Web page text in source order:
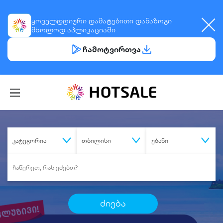
ყოველდღიური დამატებითი დანაზოგი
მხოლოდ აპლიკაციაში
ჩამოტვირთვა
კატეგორია თბილისი უბანი
ძიება